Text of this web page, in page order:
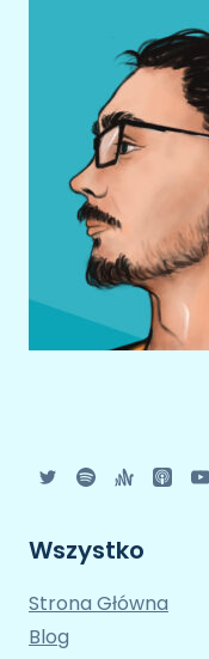
Wszystko
Strona Główna
Blog